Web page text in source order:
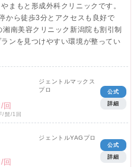
まもと形成外科クリニックです。
から徒歩3分とアクセスも良好で
南美容クリニック新潟院も割引制
ンを見つけやすい環境が整ってい
回
髭/1回
ジェントルマックス
プロ
公式
詳細
回
ジェントルYAGプロ
公式
詳細